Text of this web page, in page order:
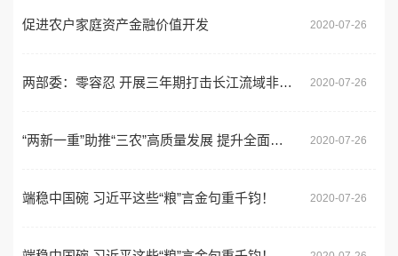
促进农户家庭资产金融价值开发 2020-07-26
两部委：零容忍 开展三年期打击长江流域非法捕捞犯罪专项行动 2020-07-26
“两新一重”助推“三农”高质量发展 提升全面小康成色 2020-07-26
端稳中国碗 习近平这些“粮”言金句重千钧！ 2020-07-26